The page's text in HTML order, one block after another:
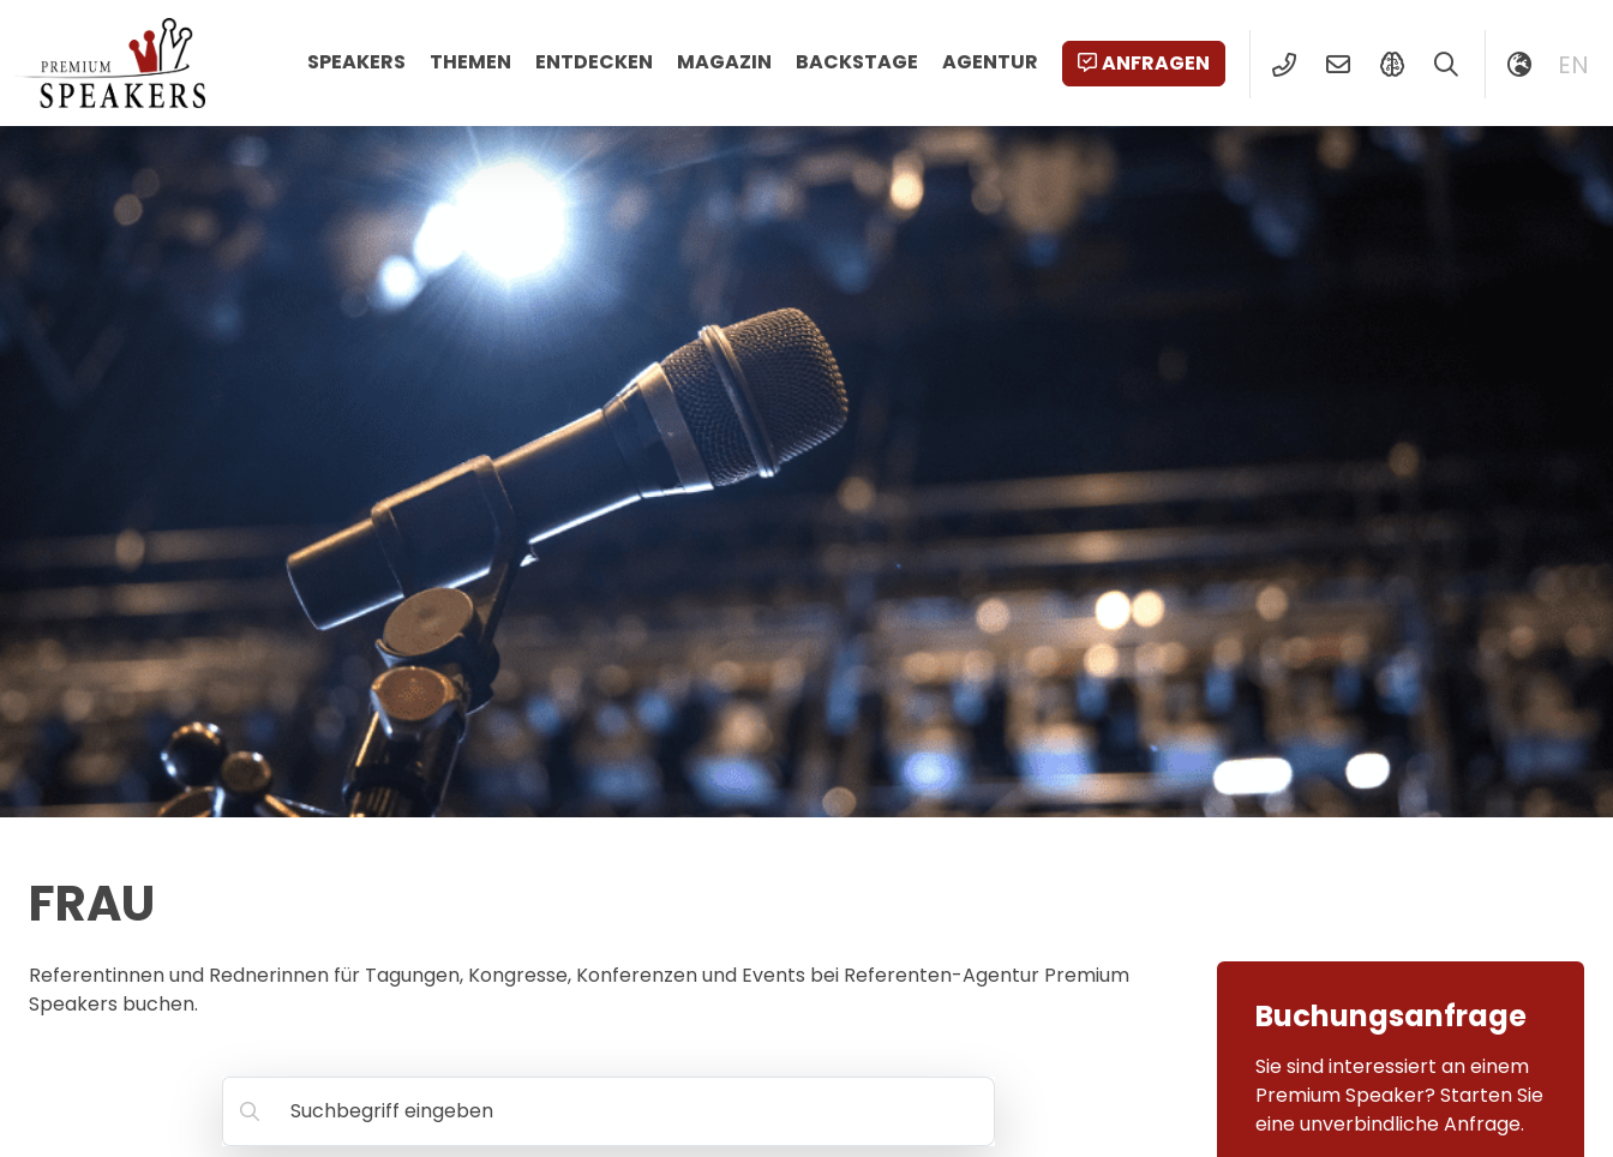
SPEAKERS THEMEN ENTDECKEN MAGAZIN BACKSTAGE AGENTUR ANFRAGEN EN
FRAU
Referentinnen und Rednerinnen für Tagungen, Kongresse, Konferenzen und Events bei Referenten-Agentur Premium
Speakers buchen.
Suchbegriff eingeben
Buchungsanfrage
Sie sind interessiert an einem
Premium Speaker? Starten Sie
eine unverbindliche Anfrage.